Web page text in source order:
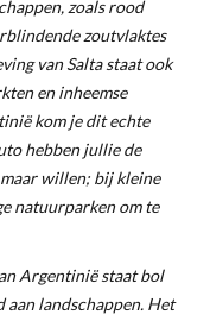
zoals rood
zoutvlaktes
van Salta staat ook
en inheemse
kom je dit echte
hebben jullie de
willen; bij kleine
natuurparken om te
Argentinië staat bol
aan landschappen. Het